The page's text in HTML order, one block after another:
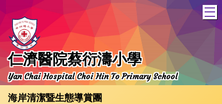
仁濟醫院蔡衍濤小學
Yan Chai Hospital Choi Hin To Primary School
海岸清潔暨生態導賞團